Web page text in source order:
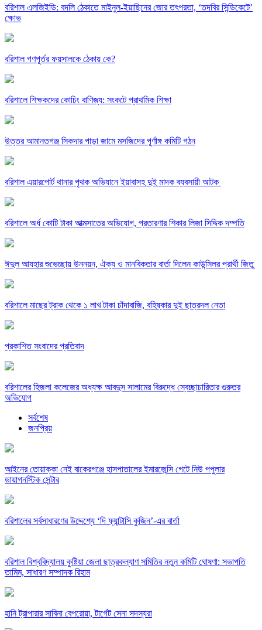
বরিশাল এলজিইডি: বদলি ঠেকাতে মাইনুল-ইয়াছিনের জোর তৎপরতা, ‘তদবির সিন্ডিকেটে’
ক্ষোভ
বরিশাল গণপূর্তর ফয়সালকে ঠেকায় কে?
বরিশালে শিক্ষকদের কোচিং বাণিজ্য: সংকটে প্রাথমিক শিক্ষা
উত্তর আমানতগঞ্জ সিকদার পাড়া জামে মসজিদের পূর্ণাঙ্গ কমিটি গঠন
বরিশাল এয়ারপোর্ট থানার পৃথক অভিযানে ইয়াবাসহ দুই মাদক ব্যবসায়ী আটক ​
বরিশালে অর্ধ কোটি টাকা আত্মসাতের অভিযোগ, প্রতারণার শিকার লিজা সিদ্দিক দম্পতি
ঈদুল আযহার শুভেচ্ছায় উন্নয়ন, ঐক্য ও মানবিকতার বার্তা দিলেন কাউন্সিলর প্রার্থী জিতু
বরিশালে মাছের ট্রাক থেকে ১ লাখ টাকা চাঁদাবাজি, বহিষ্কার দুই ছাত্রদল নেতা
প্রকাশিত সংবাদের প্রতিবাদ
বরিশালের হিজলা কলেজের অধ্যক্ষ আবদুস সালামের বিরুদ্ধে স্বেচ্ছাচারিতার গুরুতর
অভিযোগ
সর্বশেষ
জনপ্রিয়
​আইনের তোয়াক্কা নেই বাকেরগঞ্জে হাসপাতালের ইমারজেন্সি গেটে নিউ পপুলার
ডায়াগনস্টিক সেন্টার
বরিশালের সর্বসাধারণের উদ্দেশ্যে ‘দি ফ্যান্টাসি কুজিন’-এর বার্তা
বরিশাল বিশ্ববিদ্যালয় কুষ্টিয়া জেলা ছাত্রকল্যাণ সমিতির নতুন কমিটি ঘোষণা: সভাপতি
তামিম, সাধারণ সম্পাদক রিহাম
হানি ট্রাপারার সাবিনা বেপরোয়া, টার্গেট সেনা সদস্যরা